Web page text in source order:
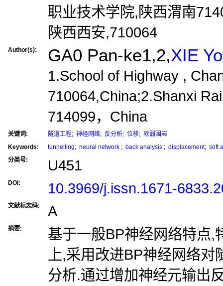
职业技术学院,陕西渭南
陕西西安,710064
Author(s): GA0 Pan-ke1,2,XIE
1.School of Highway ,
710064,China;2.Shanxi
714099，China
关键词: 隧道工程; 神经网络; 反分析; 位移; 软弱围岩
Keywords:
tunnelling; neural network ; back analysis ; displacement; soft
分类号:
U451
DOI: 10.3969/j.issn.1671-
文献标志码: A
摘要:
基于一般BP神经网络特点,
上,采用改进BP神经网络
分析.通过增加神经元输出